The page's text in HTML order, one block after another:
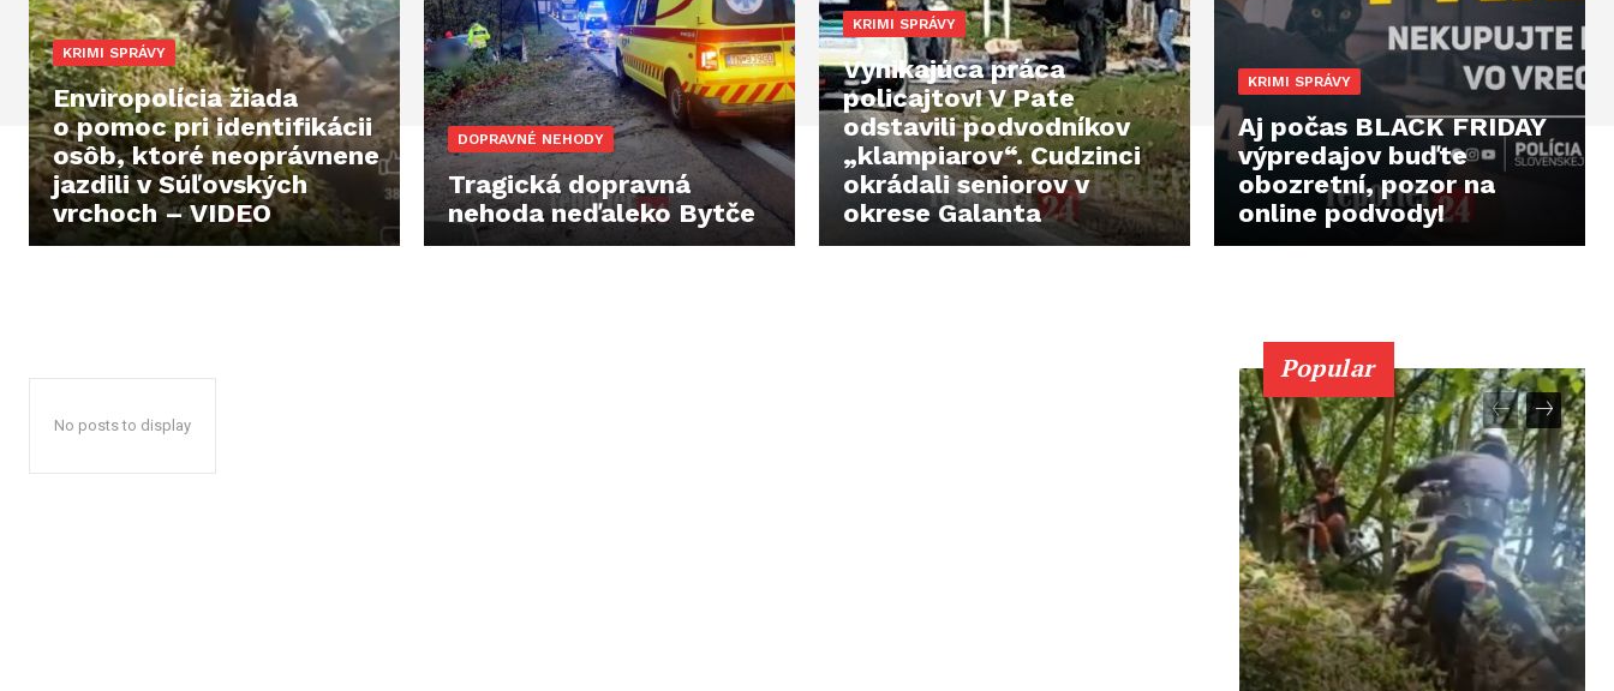
KRIMI SPRÁVY
Enviropolícia žiada
o pomoc pri identifikácii
osôb, ktoré neoprávnene
jazdili v Súľovských
vrchoch – VIDEO
DOPRAVNÉ NEHODY
Tragická dopravná
nehoda neďaleko Bytče
KRIMI SPRÁVY
Vynikajúca práca
policajtov! V Pate
odstavili podvodníkov
„klampiarov“. Cudzinci
okrádali seniorov v
okrese Galanta
KRIMI SPRÁVY
Aj počas BLACK FRIDAY
výpredajov buďte
obozretní, pozor na
online podvody!
No posts to display
Popular